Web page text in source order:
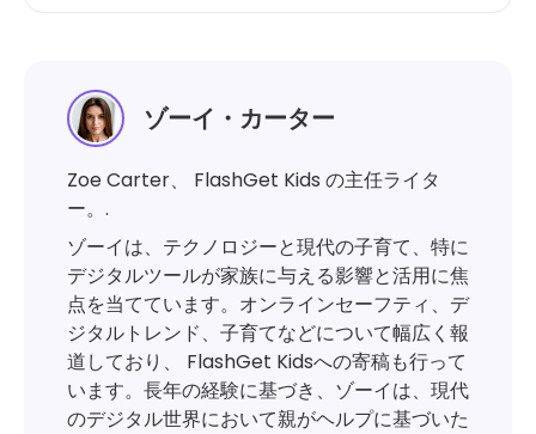
ゾーイ・カーター
Zoe Carter、 FlashGet Kids の主任ライタ
ー。.
ゾーイは、テクノロジーと現代の子育て、特に
デジタルツールが家族に与える影響と活用に焦
点を当てています。オンラインセーフティ、デ
ジタルトレンド、子育てなどについて幅広く報
道しており、 FlashGet Kidsへの寄稿も行って
います。長年の経験に基づき、ゾーイは、現代
のデジタル世界において親がヘルプに基づいた